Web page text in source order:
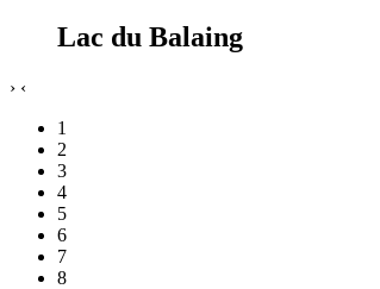
Lac du Balaing
› ‹
1
2
3
4
5
6
7
8